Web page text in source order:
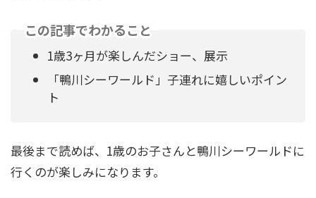
この記事でわかること
1歳3ヶ月が楽しんだショー、展示
「鴨川シーワールド」子連れに嬉しいポイン
ト
最後まで読めば、1歳のお子さんと鴨川シーワールドに
行くのが楽しみになります。